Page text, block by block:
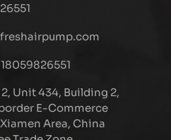
Unit 434, Building 2,
E-Commerce
Area, China